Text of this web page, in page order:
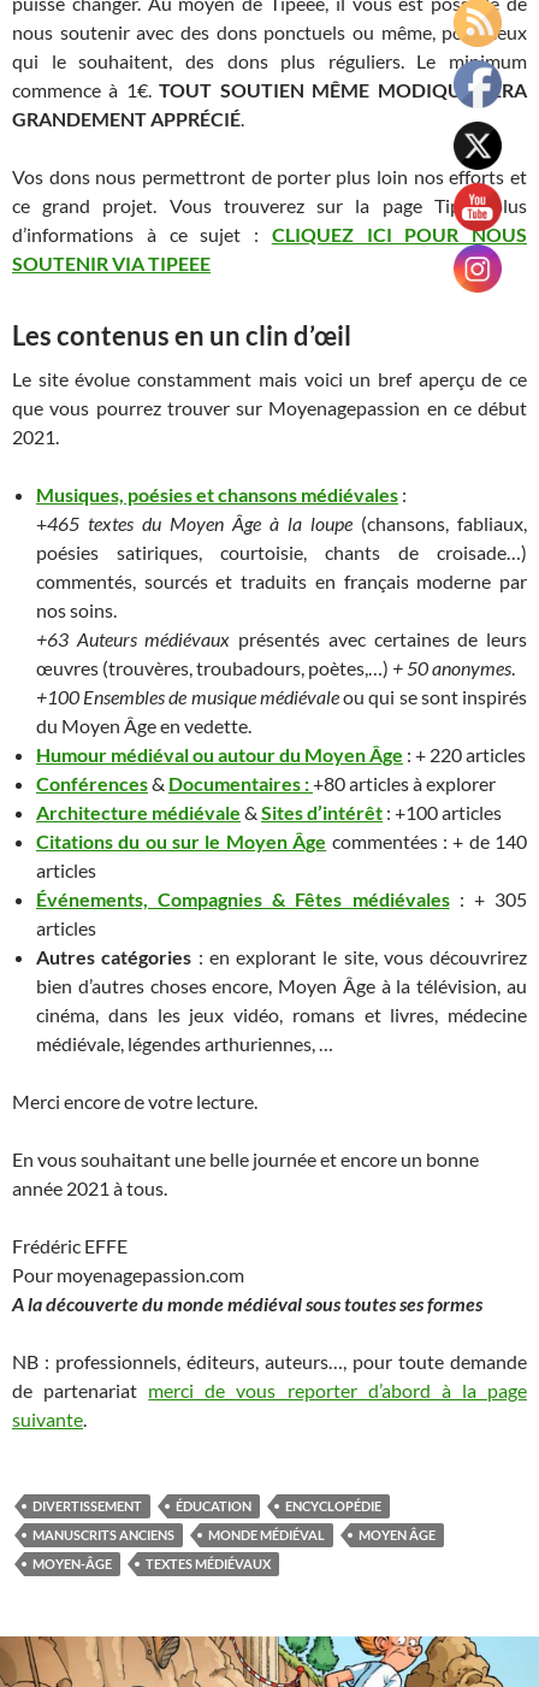
nous soutenir avec des dons ponctuels ou même, pour ceux
qui le souhaitent, des dons plus réguliers. Le minimum
commence à 1€.TOUT SOUTIEN MÊME MODIQUE SERA
GRANDEMENT APPRÉCIÉ.
Vos dons nous permettront de porter plus loin nos efforts et
ce grand projet. Vous trouverez sur la page Tipee plus
d’informations à ce sujet : CLIQUEZ ICI POUR NOUS
SOUTENIR VIA TIPEEE
Les contenus en un clin d’œil
Le site évolue constamment mais voici un bref aperçu de ce
que vous pourrez trouver sur Moyenagepassion en ce début
2021.
Musiques, poésies et chansons médiévales :
+465 textes du Moyen Âge à la loupe (chansons, fabliaux,
poésies satiriques, courtoisie, chants de croisade…)
commentés, sourcés et traduits en français moderne par
nos soins.
+63 Auteurs médiévaux présentés avec certaines de leurs
œuvres (trouvères, troubadours, poètes,…) + 50 anonymes.
+100 Ensembles de musique médiévaleou qui se sont inspirés
du Moyen Âge en vedette.
Humour médiéval ou autour du Moyen Âge : + 220 articles
Conférences& Documentaires :+80 articles à explorer
Architecture médiévale & Sites d’intérêt : +100 articles
Citations du ou sur le Moyen Âge commentées : + de 140
articles
Événements, Compagnies & Fêtes médiévales: + 305
articles
Autres catégories : en explorant le site, vous découvrirez
bien d’autres choses encore, Moyen Âge à la télévision, au
cinéma, dans les jeux vidéo, romans et livres, médecine
médiévale, légendes arthuriennes, …
Merci encore de votre lecture.
En vous souhaitant une belle journée et encore un bonne
année 2021 à tous.
Frédéric EFFE
Pour moyenagepassion.com
A la découverte du monde médiéval sous toutes ses formes
NB : professionnels, éditeurs, auteurs…, pour toute demande
de partenariat merci de vous reporter d’abord à la page
suivante.
DIVERTISSEMENT ÉDUCATION
ENCYCLOPÉDIE
MANUSCRITS ANCIENS
MONDE MÉDIÉVAL
MOYEN ÂGE
MOYEN-ÂGE
TEXTES MÉDIÉVAUX